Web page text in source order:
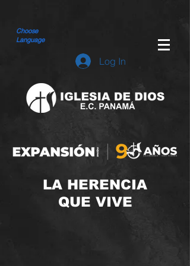
Choose
Language
Log In
LA HERENCIA
QUE VIVE